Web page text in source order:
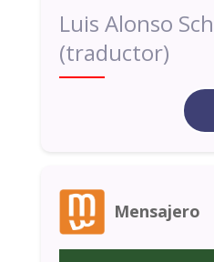
Luis Alonso
(traductor)
Mensajero